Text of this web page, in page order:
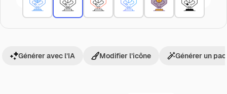
Générer avec l’IA Modifier l’icône Générer un